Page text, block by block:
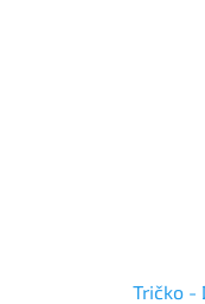
Tričko -